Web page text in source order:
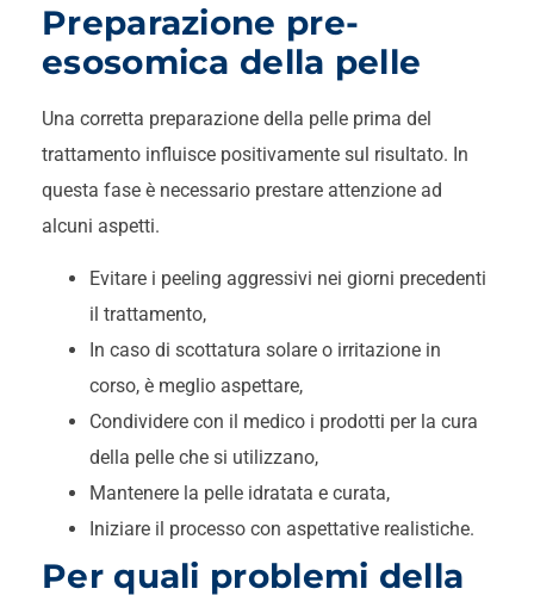
Preparazione pre-
esosomica della pelle
Una corretta preparazione della pelle prima del
trattamento influisce positivamente sul risultato. In
questa fase è necessario prestare attenzione ad
alcuni aspetti.
Evitare i peeling aggressivi nei giorni precedenti
il trattamento,
In caso di scottatura solare o irritazione in
corso, è meglio aspettare,
Condividere con il medico i prodotti per la cura
della pelle che si utilizzano,
Mantenere la pelle idratata e curata,
Iniziare il processo con aspettative realistiche.
Per quali problemi della